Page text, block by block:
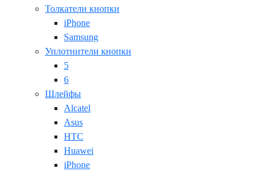
Толкатели кнопки
iPhone
Samsung
Уплотнители кнопки
5
6
Шлейфы
Alcatel
Asus
HTC
Huawei
iPhone